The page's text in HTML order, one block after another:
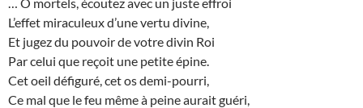
L’effet miraculeux d’une vertu divine,
Et jugez du pouvoir de votre divin Roi
Par celui que reçoit une petite épine.
Cet oeil défiguré, cet os demi-pourri,
Ce mal que le feu même à peine aurait guéri,